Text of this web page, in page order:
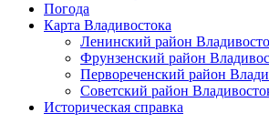
Погода
Карта Владивостока
Ленинский район
Фрунзенский район
Первореченский район
Советский район
Историческая справка